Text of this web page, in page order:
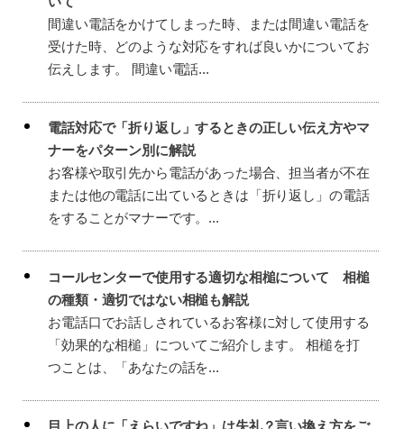
間違い電話をかけてしまった時、または間違い電話を
受けた時、どのような対応をすれば良いかについてお
伝えします。 間違い電話...
電話対応で「折り返し」するときの正しい伝え方やマ
ナーをパターン別に解説
お客様や取引先から電話があった場合、担当者が不在
または他の電話に出ているときは「折り返し」の電話
をすることがマナーです。...
コールセンターで使用する適切な相槌について 相槌
の種類・適切ではない相槌も解説
お電話口でお話しされているお客様に対して使用する
「効果的な相槌」についてご紹介します。 相槌を打
つことは、「あなたの話を...